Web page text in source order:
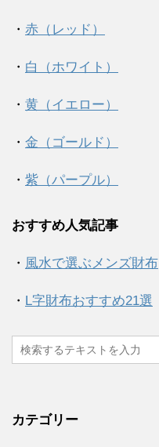
・ 赤（レッド）
・ 白（ホワイト）
・ 黄（イエロー）
・ 金（ゴールド）
・ 紫（パープル）
おすすめ人気記事
・ 風水で選ぶメンズ財布
・ L字財布おすすめ21選
カテゴリー